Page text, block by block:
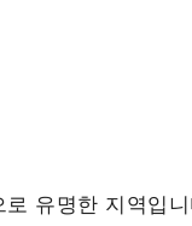
유명한 지역입